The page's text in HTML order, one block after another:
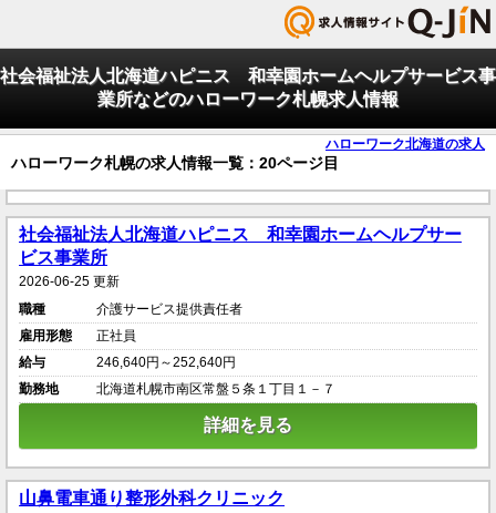
社会福祉法人北海道ハピニス 和幸園ホームヘルプサービス事
業所などのハローワーク札幌求人情報
ハローワーク北海道の求人
ハローワーク札幌の求人情報一覧：20ページ目
社会福祉法人北海道ハピニス 和幸園ホームヘルプサー
ビス事業所
2026-06-25 更新
職種
介護サービス提供責任者
雇用形態
正社員
給与
246,640円～252,640円
勤務地
北海道札幌市南区常盤５条１丁目１－７
詳細を見る
山鼻電車通り整形外科クリニック